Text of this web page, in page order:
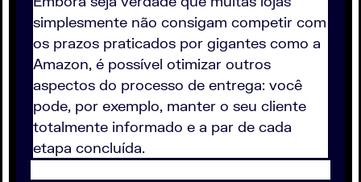
simplesmente não consigam competir com
os prazos praticados por gigantes como a
Amazon, é possível otimizar outros
aspectos do processo de entrega: você
pode, por exemplo, manter o seu cliente
totalmente informado e a par de cada
etapa concluída.